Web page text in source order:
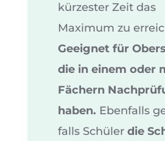
kürzester Zeit das
Maximum zu
Geeignet für
die in einem oder
Fächern
haben. Ebenfalls
falls Schüler die